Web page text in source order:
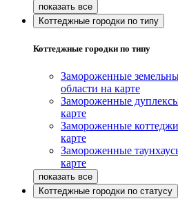
Коттеджные городки по типу
Коттеджные городки по типу
Замороженные
области на карте
Замороженные
карте
Замороженные
карте
Замороженные
карте
Коттеджные городки по статусу